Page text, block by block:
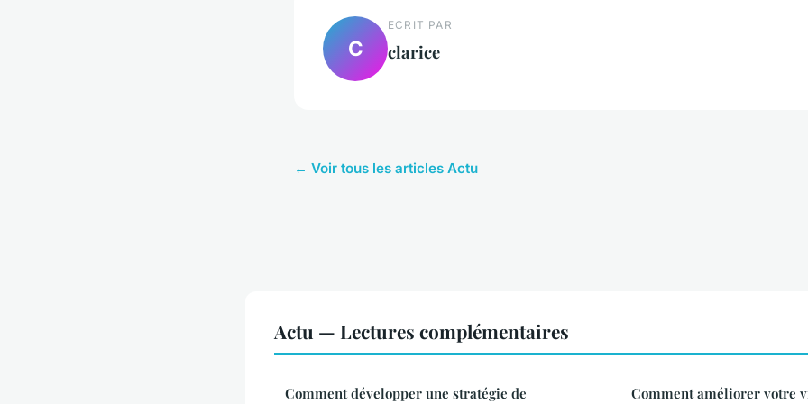
C
ECRIT PAR
clarice
← Voir tous les articles Actu
Actu — Lectures complémentaires
Comment développer une stratégie de
Comment améliorer votre